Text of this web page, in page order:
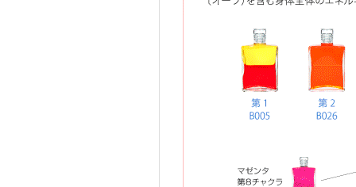
チャクラセット
チャクラセットは、第一のチャ
チャクラとは古代インドのヨー
ルギーセンターのことを意味し
神的、霊的な状態に影響してい
これらのオーラソーマのチャク
インされています。チャクラが
イクイリブリ